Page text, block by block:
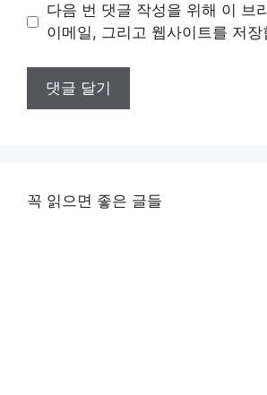
트
다음 번 댓글 작성을 위해 이 브
이메일, 그리고 웹사이트를 저장
꼭 읽으면 좋은 글들